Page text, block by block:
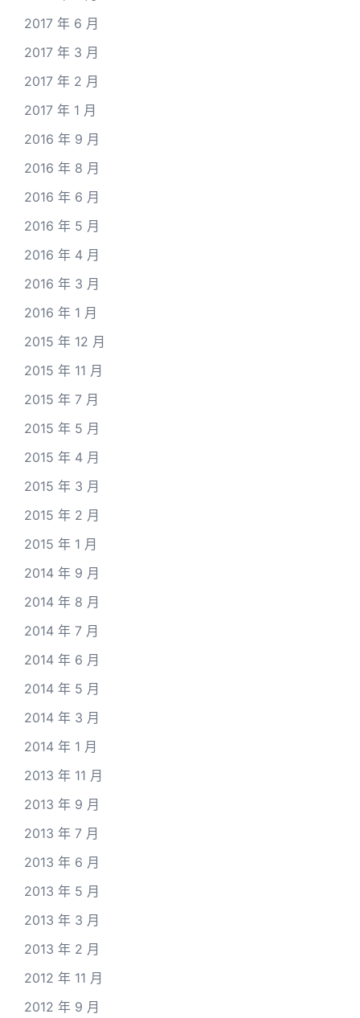
2017 年 6 月
2017 年 3 月
2017 年 2 月
2017 年 1 月
2016 年 9 月
2016 年 8 月
2016 年 6 月
2016 年 5 月
2016 年 4 月
2016 年 3 月
2016 年 1 月
2015 年 12 月
2015 年 11 月
2015 年 7 月
2015 年 5 月
2015 年 4 月
2015 年 3 月
2015 年 2 月
2015 年 1 月
2014 年 9 月
2014 年 8 月
2014 年 7 月
2014 年 6 月
2014 年 5 月
2014 年 3 月
2014 年 1 月
2013 年 11 月
2013 年 9 月
2013 年 7 月
2013 年 6 月
2013 年 5 月
2013 年 3 月
2013 年 2 月
2012 年 11 月
2012 年 9 月